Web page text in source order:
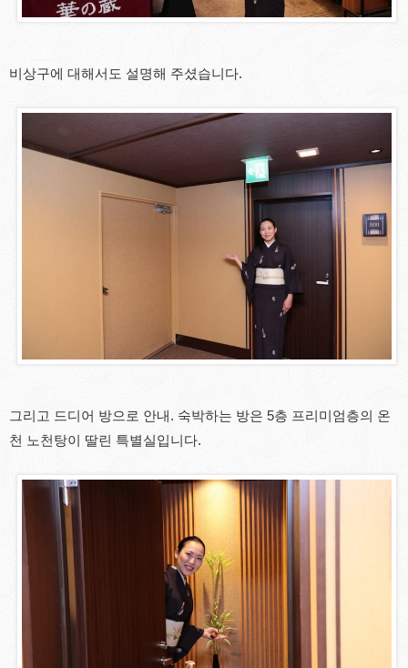
비상구에 대해서도 설명해 주셨습니다.
그리고 드디어 방으로 안내. 숙박하는 방은 5층 프리미엄층의 온
천 노천탕이 딸린 특별실입니다.